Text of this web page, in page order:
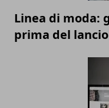
Linea di moda:
prima del lancio